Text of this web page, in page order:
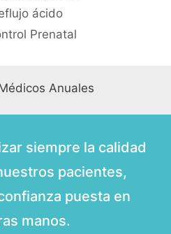
ácido
Prenatal
Anuales
siempre la calidad
pacientes,
puesta en
manos.